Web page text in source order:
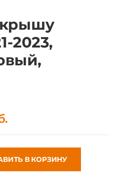
2023,
В КОРЗИНУ